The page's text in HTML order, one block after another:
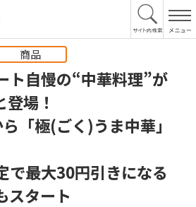
商品
ト自慢の“中華料理”が
場！
「極(ごく)うま中華」
で最大30円引きになる
スタート